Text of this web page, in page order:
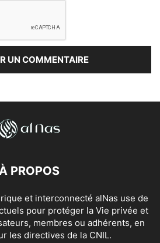
PROPOS
et interconnecté alNas use de
pour protéger la Vie privée et
membres ou adhérents, en
les directives de la CNIL.